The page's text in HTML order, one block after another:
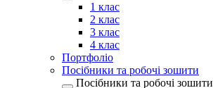
1 клас
2 клас
3 клас
4 клас
Портфоліо
Посібники та робочі зошити
Посібники та робочі зошити